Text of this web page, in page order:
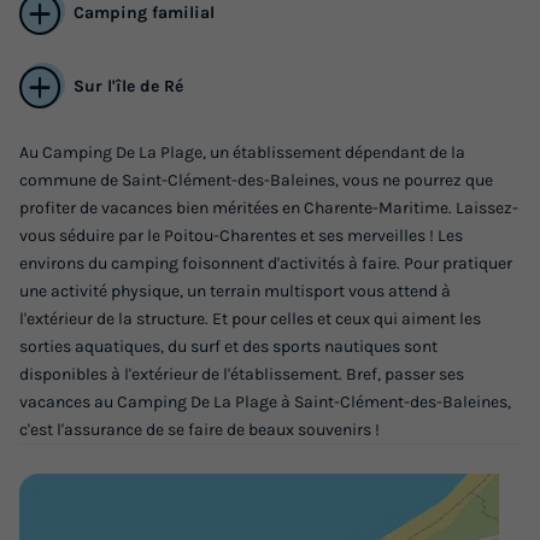
LODGE 4 personnes - Lodge PREMIUM - 2
chambres - sans sanitaires
Annulation gratuite
Adultes
4
Chambres
Terrasse semi-couverte Accès wifi Animaux autorisés *
Cafetière Réfrigérateur
+ 3
LODGE 4 personnes - Lodge PREMIUM - 2 chambres - sans
Camping familial
Sur l'île de Ré
Au Camping De La Plage, un établissement dépendant de la
commune de Saint-Clément-des-Baleines, vous ne pourrez que
profiter de vacances bien méritées en Charente-Maritime. Laissez-
vous séduire par le Poitou-Charentes et ses merveilles ! Les
environs du camping foisonnent d'activités à faire. Pour pratiquer
une activité physique, un terrain multisport vous attend à
l'extérieur de la structure. Et pour celles et ceux qui aiment les
sorties aquatiques, du surf et des sports nautiques sont
disponibles à l'extérieur de l'établissement. Bref, passer ses
vacances au Camping De La Plage à Saint-Clément-des-Baleines,
c'est l'assurance de se faire de beaux souvenirs !